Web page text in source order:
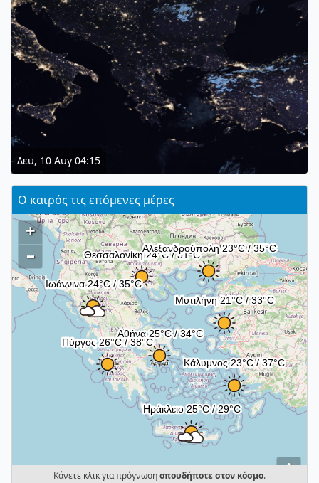
Δευ, 10 Αυγ 04:15
Ο καιρός τις επόμενες μέρες
i
+
–
Κάνετε κλικ για πρόγνωσηοπουδήποτε στον κόσμο.